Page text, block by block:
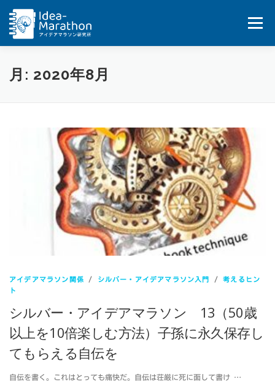
メニュー
HOME IDEA-MARATHON
COMPANY CONTACT
月: 2020年8月
アイデアマラソン関係 / シルバー・アイデアマラソン入門 /考えるヒン
ト
シルバー・アイデアマラソン 13（50歳
以上を10倍楽しむ方法）子孫に永久保存し
てもらえる自伝を
自伝を書く。これはとっても痛快だ。自伝は荘厳に死に面して書け …